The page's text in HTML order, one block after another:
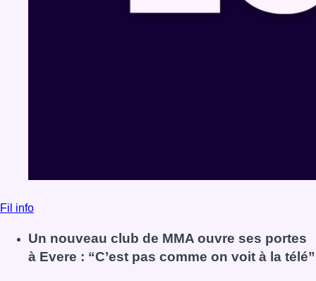
Fil info
Un nouveau club de MMA ouvre ses portes
à Evere : “C’est pas comme on voit à la télé”